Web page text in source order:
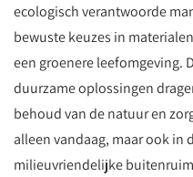
ecologisch verantwoorde
bewuste keuzes in
een groenere leefomgeving.
duurzame oplossingen
behoud van de natuur en
alleen vandaag, maar ook in
milieuvriendelijke